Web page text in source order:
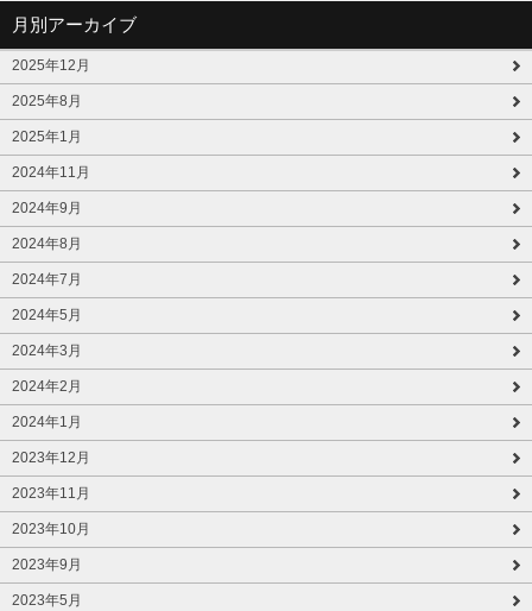
月別アーカイブ
2025年12月
2025年8月
2025年1月
2024年11月
2024年9月
2024年8月
2024年7月
2024年5月
2024年3月
2024年2月
2024年1月
2023年12月
2023年11月
2023年10月
2023年9月
2023年5月